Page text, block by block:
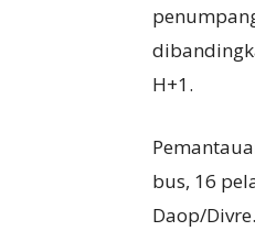
H+1.
bus, 16
Daop/Divre.